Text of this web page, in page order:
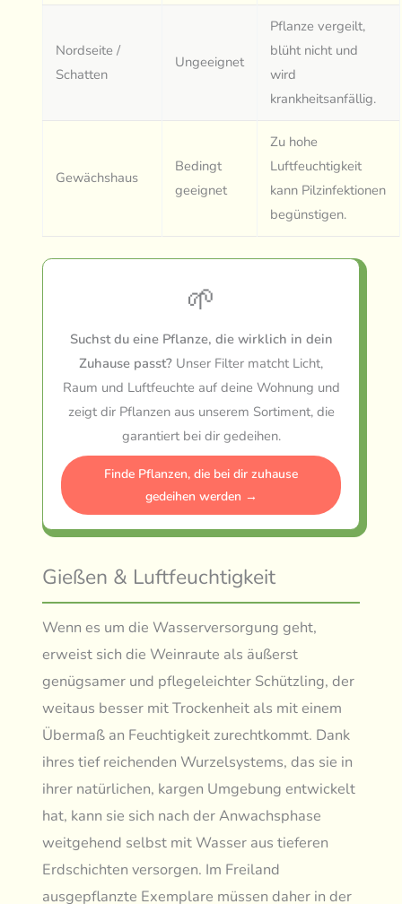
Nordseite /
Schatten
Ungeeignet
Pflanze vergeilt,
blüht nicht und
wird
krankheitsanfällig.
Gewächshaus
Bedingt
geeignet
Zu hohe
Luftfeuchtigkeit
kann Pilzinfektionen
begünstigen.
🌱
Suchst du eine Pflanze, die wirklich in dein
Zuhause passt? Unser Filter matcht Licht,
Raum und Luftfeuchte auf deine Wohnung und
zeigt dir Pflanzen aus unserem Sortiment, die
garantiert bei dir gedeihen.
Finde Pflanzen, die bei dir zuhause
gedeihen werden →
Gießen & Luftfeuchtigkeit
Wenn es um die Wasserversorgung geht,
erweist sich die Weinraute als äußerst
genügsamer und pflegeleichter Schützling, der
weitaus besser mit Trockenheit als mit einem
Übermaß an Feuchtigkeit zurechtkommt. Dank
ihres tief reichenden Wurzelsystems, das sie in
ihrer natürlichen, kargen Umgebung entwickelt
hat, kann sie sich nach der Anwachsphase
weitgehend selbst mit Wasser aus tieferen
Erdschichten versorgen. Im Freiland
ausgepflanzte Exemplare müssen daher in der